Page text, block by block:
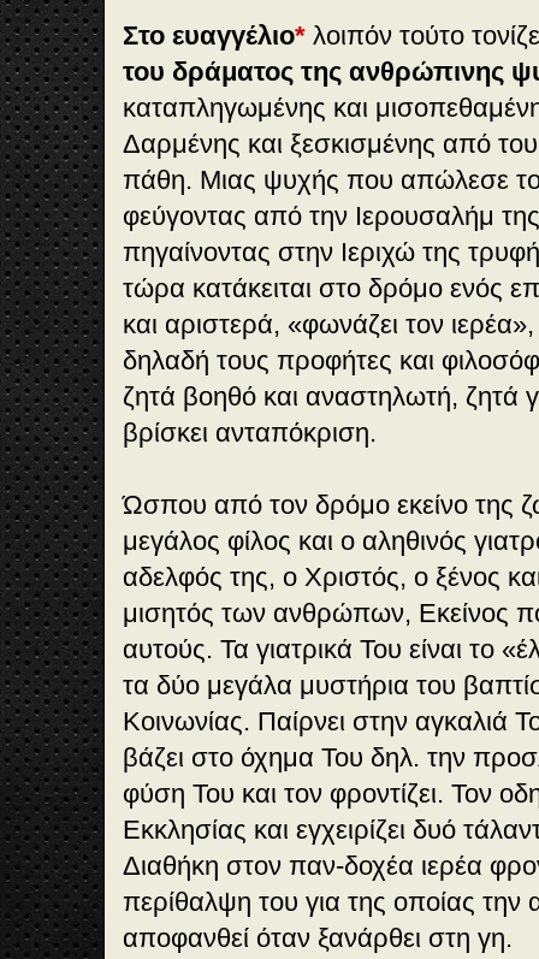
Στο ευαγγέλιο* λοιπόν τούτο
του δράματος της ανθρώπινης
καταπληγωμένης και
Δαρμένης και ξεσκισμένης από
πάθη. Μιας ψυχής που απώλεσε το
φεύγοντας από την Ιερουσαλήμ της
πηγαίνοντας στην Ιεριχώ της
τώρα κατάκειται στο δρόμο ενός
και αριστερά, «φωνάζει τον
δηλαδή τους προφήτες και
ζητά βοηθό και αναστηλωτή, ζητά
βρίσκει ανταπόκριση.
Ώσπου από τον δρόμο εκείνο της
μεγάλος φίλος και ο αληθινός
αδελφός της, ο Χριστός, ο ξένος
μισητός των ανθρώπων, Εκείνος
αυτούς. Τα γιατρικά Του είναι το
τα δύο μεγάλα μυστήρια του
Κοινωνίας. Παίρνει στην αγκαλιά
βάζει στο όχημα Του δηλ. την
φύση Του και τον φροντίζει. Τον
Εκκλησίας και εγχειρίζει δυό
Διαθήκη στον παν-δοχέα ιερέα
περίθαλψη του για της οποίας την
αποφανθεί όταν ξανάρθει στη γη.